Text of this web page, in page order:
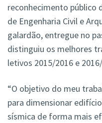
reconhecimento público
de Engenharia Civil e
galardão, entregue no
distinguiu os melhores
letivos 2015/2016 e
“O objetivo do meu
para dimensionar
sísmica de forma mais